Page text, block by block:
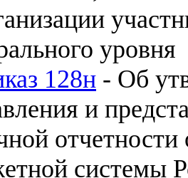
уровня
128н - Об
и
системы